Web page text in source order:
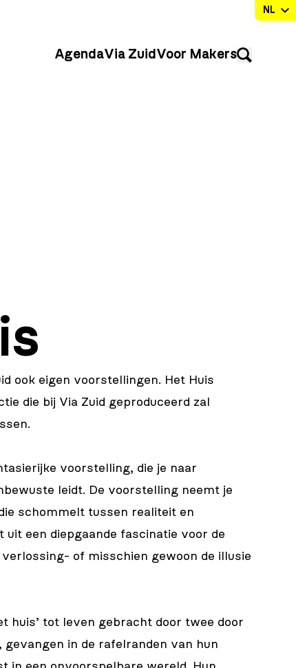
AgendaVia Zuid Voor Makers
ook eigen voorstellingen. Het Huis
die bij Via Zuid geproduceerd zal
voorstelling, die je naar
leidt. De voorstelling neemt je
schommelt tussen realiteit en
een diepgaande fascinatie voor de
of misschien gewoon de illusie
huis’ tot leven gebracht door twee door
gevangen in de rafelranden van hun